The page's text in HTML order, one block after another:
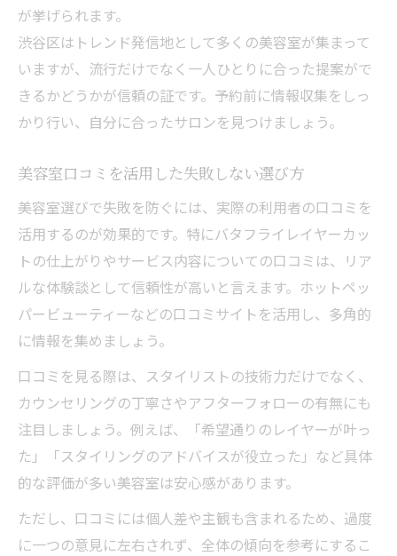
が挙げられます。
渋谷区はトレンド発信地として多くの美容室が集まって
いますが、流行だけでなく一人ひとりに合った提案がで
きるかどうかが信頼の証です。予約前に情報収集をしっ
かり行い、自分に合ったサロンを見つけましょう。
美容室口コミを活用した失敗しない選び方
美容室選びで失敗を防ぐには、実際の利用者の口コミを
活用するのが効果的です。特にバタフライレイヤーカッ
トの仕上がりやサービス内容についての口コミは、リア
ルな体験談として信頼性が高いと言えます。ホットペッ
パービューティーなどの口コミサイトを活用し、多角的
に情報を集めましょう。
口コミを見る際は、スタイリストの技術力だけでなく、
カウンセリングの丁寧さやアフターフォローの有無にも
注目しましょう。例えば、「希望通りのレイヤーが叶っ
た」「スタイリングのアドバイスが役立った」など具体
的な評価が多い美容室は安心感があります。
ただし、口コミには個人差や主観も含まれるため、過度
に一つの意見に左右されず、全体の傾向を参考にするこ